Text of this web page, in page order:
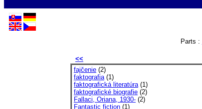
Parts :
<<
fajčenie (2)
faktografia(1)
faktografická literatúra(1)
faktografické biografie (2)
Fallaci, Oriana, 1930- (2)
Fantastic fiction (1)